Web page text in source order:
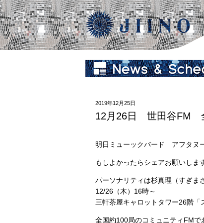
2019年12月25日
12月26日 世田谷FM
明日ミューックバード アフタヌ
もしよかったらシェアお願いしま
パーソナリティは杉真理（すぎま
12/26（木）16時～
三軒茶屋キャロットタワー26階
全国約100局のコミュニティFMで